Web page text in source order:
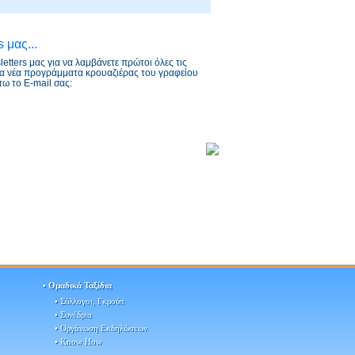
μας...
μας για να λαμβάνετε πρώτοι όλες τις
νέα προγράμματα κρουαζιέρας του γραφείου
το E-mail σας:
• Ομαδικά Ταξίδια
• Ομαδικά Ταξίδια
• Σύλλογοι, Γκρούπ
• Σύλλογοι, Γκρούπ
• Συνέδρια
• Συνέδρια
• Οργάνωση Εκδηλώσεων
• Οργάνωση Εκδηλώσεων
• Know How
• Know How